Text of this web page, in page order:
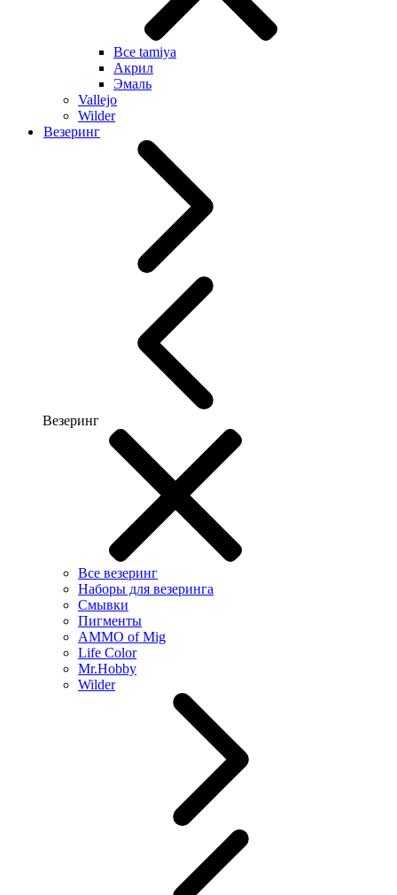
Все tamiya
Акрил
Эмаль
Vallejo
Wilder
Везеринг
Везеринг
Все везеринг
Наборы для везеринга
Смывки
Пигменты
AMMO of Mig
Life Color
Mr.Hobby
Wilder